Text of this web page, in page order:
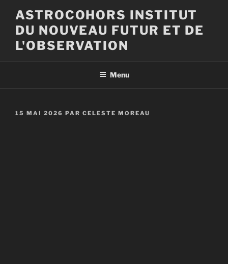
contenu
principal
ASTROCOHORS INSTITUT
DU NOUVEAU FUTUR ET DE
L'OBSERVATION
Menu
PUBLIÉ
15 MAI 2026 PAR CELESTE MOREAU